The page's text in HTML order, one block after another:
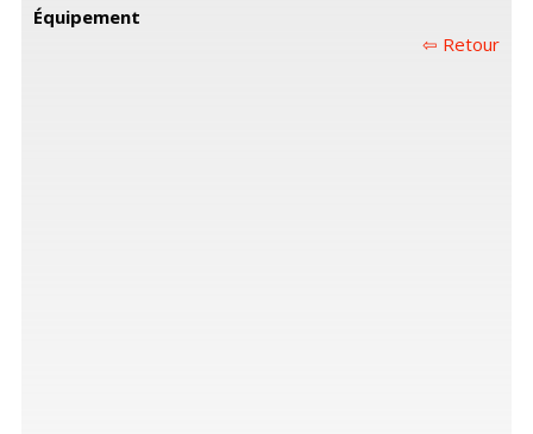
Équipement
⇦ Retour